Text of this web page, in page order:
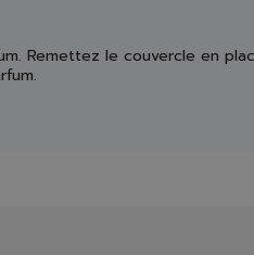
Remettez le couvercle en